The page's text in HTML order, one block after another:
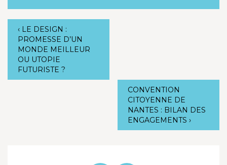
‹ LE DESIGN :
PROMESSE D’UN
MONDE MEILLEUR
OU UTOPIE
FUTURISTE ?
CONVENTION
CITOYENNE DE
NANTES : BILAN DES
ENGAGEMENTS›